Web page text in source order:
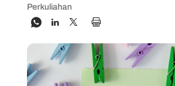
Perkuliahan